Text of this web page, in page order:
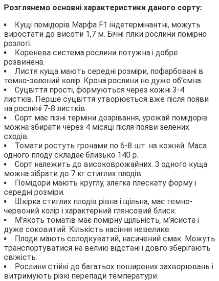
Розглянемо основні характеристики даного сорту:
Кущі помідорів Марфа F1 індетермінантні, можуть
виростати до висоти 1,7 м. Бічні гілки рослини помірно
розлогі.
Коренева система рослини потужна і добре
розвинена.
Листя куща мають середні розміри, пофарбовані в
темно-зелений колір. Крона рослини не дуже об’ємна.
Суцвіття прості, формуються через кожні 3-4
листків. Перше суцвіття утворюється вже після появи
на рослині 7-8 листків.
Сорт має пізні терміни дозрівання, урожай помідорів
можна збирати через 4 місяці після появи зелених
сходів.
Томати ростуть гронами по 6-8 шт. на кожній. Маса
одного плоду складає близько 140 р.
Сорт належить до високоврожайних. З одного куща
можна зібрати до 7 кг стиглих плодів.
Помідори мають круглу, злегка плескату форму і
середні розміри.
Шкірка стиглих плодів рівна і щільна, має темно-
червоний колір і характерний глянсовий блиск.
М’якоть томатів має помірну щільність, м’ясиста і
дуже соковитий. Кількість насіння невелике.
Плоди мають солодкуватий, насичений смак. Можуть
транспортуватися на великі відстані і довго зберігають
свіжість.
Рослини стійкі до багатьох поширених захворювань і
витримують різкі перепади температури.